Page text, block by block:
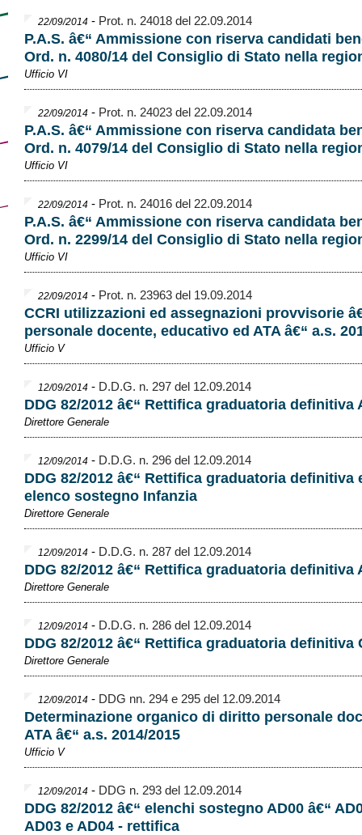
22/09/2014 - Prot. n. 24018 del 22.09.2014
P.A.S. â€“ Ammissione con riserva candidati
Ord. n. 4080/14 del Consiglio di Stato nella
Ufficio VI
22/09/2014 - Prot. n. 24023 del 22.09.2014
P.A.S. â€“ Ammissione con riserva candidata
Ord. n. 4079/14 del Consiglio di Stato nella
Ufficio VI
22/09/2014 - Prot. n. 24016 del 22.09.2014
P.A.S. â€“ Ammissione con riserva candidata
Ord. n. 2299/14 del Consiglio di Stato nella
Ufficio VI
22/09/2014 - Prot. n. 23963 del 19.09.2014
CCRI utilizzazioni ed assegnazioni provvisorie
personale docente, educativo ed ATA â€“ a.s.
Ufficio V
12/09/2014 - D.D.G. n. 297 del 12.09.2014
DDG 82/2012 â€“ Rettifica graduatoria definitiva
Direttore Generale
12/09/2014 - D.D.G. n. 296 del 12.09.2014
DDG 82/2012 â€“ Rettifica graduatoria definitiva
elenco sostegno Infanzia
Direttore Generale
12/09/2014 - D.D.G. n. 287 del 12.09.2014
DDG 82/2012 â€“ Rettifica graduatoria definitiva
Direttore Generale
12/09/2014 - D.D.G. n. 286 del 12.09.2014
DDG 82/2012 â€“ Rettifica graduatoria definitiva
Direttore Generale
12/09/2014 - DDG nn. 294 e 295 del 12.09.2014
Determinazione organico di diritto personale
ATA â€“ a.s. 2014/2015
Ufficio V
12/09/2014 - DDG n. 293 del 12.09.2014
DDG 82/2012 â€“ elenchi sostegno AD00 â€“
AD03 e AD04 - rettifica